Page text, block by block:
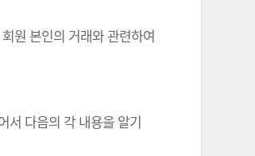
원 본인의 거래와 관련하여
서 다음의 각 내용을 알기